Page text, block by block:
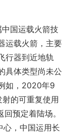
国运载火箭技
运载火箭，主要
行器到近地轨
具体类型尚未公
如，2020年9
的可重复使用
预定着陆场。
，中国运用长